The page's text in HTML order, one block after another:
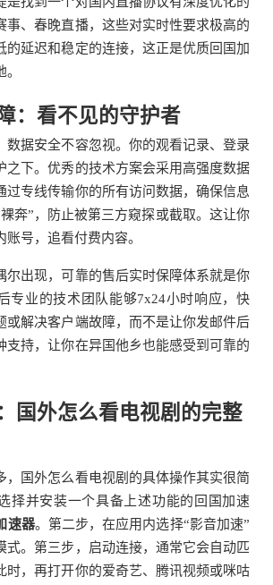
事、春晚直播，这些对实时性要求极高的
的延迟和稳定的连接，这正是优质回国加
：看不见的守护者
数据安全不容忽视。你的观看记录、登录
之下。优秀的技术方案会采用高强度数据
过专线传输你的所有访问数据，确保信息
奔”，防止被第三方窥探或截取。这让你
账号，追看付费内容。
尔出现，可靠的售后实时保障体系就是你
专业的技术团队能够7x24小时响应，快
或解决客户端故障，而不是让你发邮件后
支持，让你在异国他乡也能感受到可靠的
国外怎么看电视剧的完整
，国外怎么看电视剧的具体操作其实很简
择并安装一个具备上述功能的回国加速
速器。第二步，在应用内选择“影音加速”
式。第三步，启动连接，通常它会自动匹
时，再打开你的爱奇艺、腾讯视频或咪咕